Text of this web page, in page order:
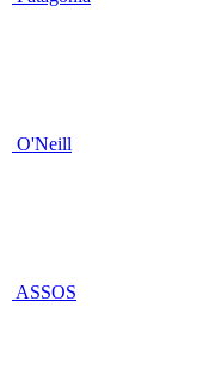
O'Neill
ASSOS